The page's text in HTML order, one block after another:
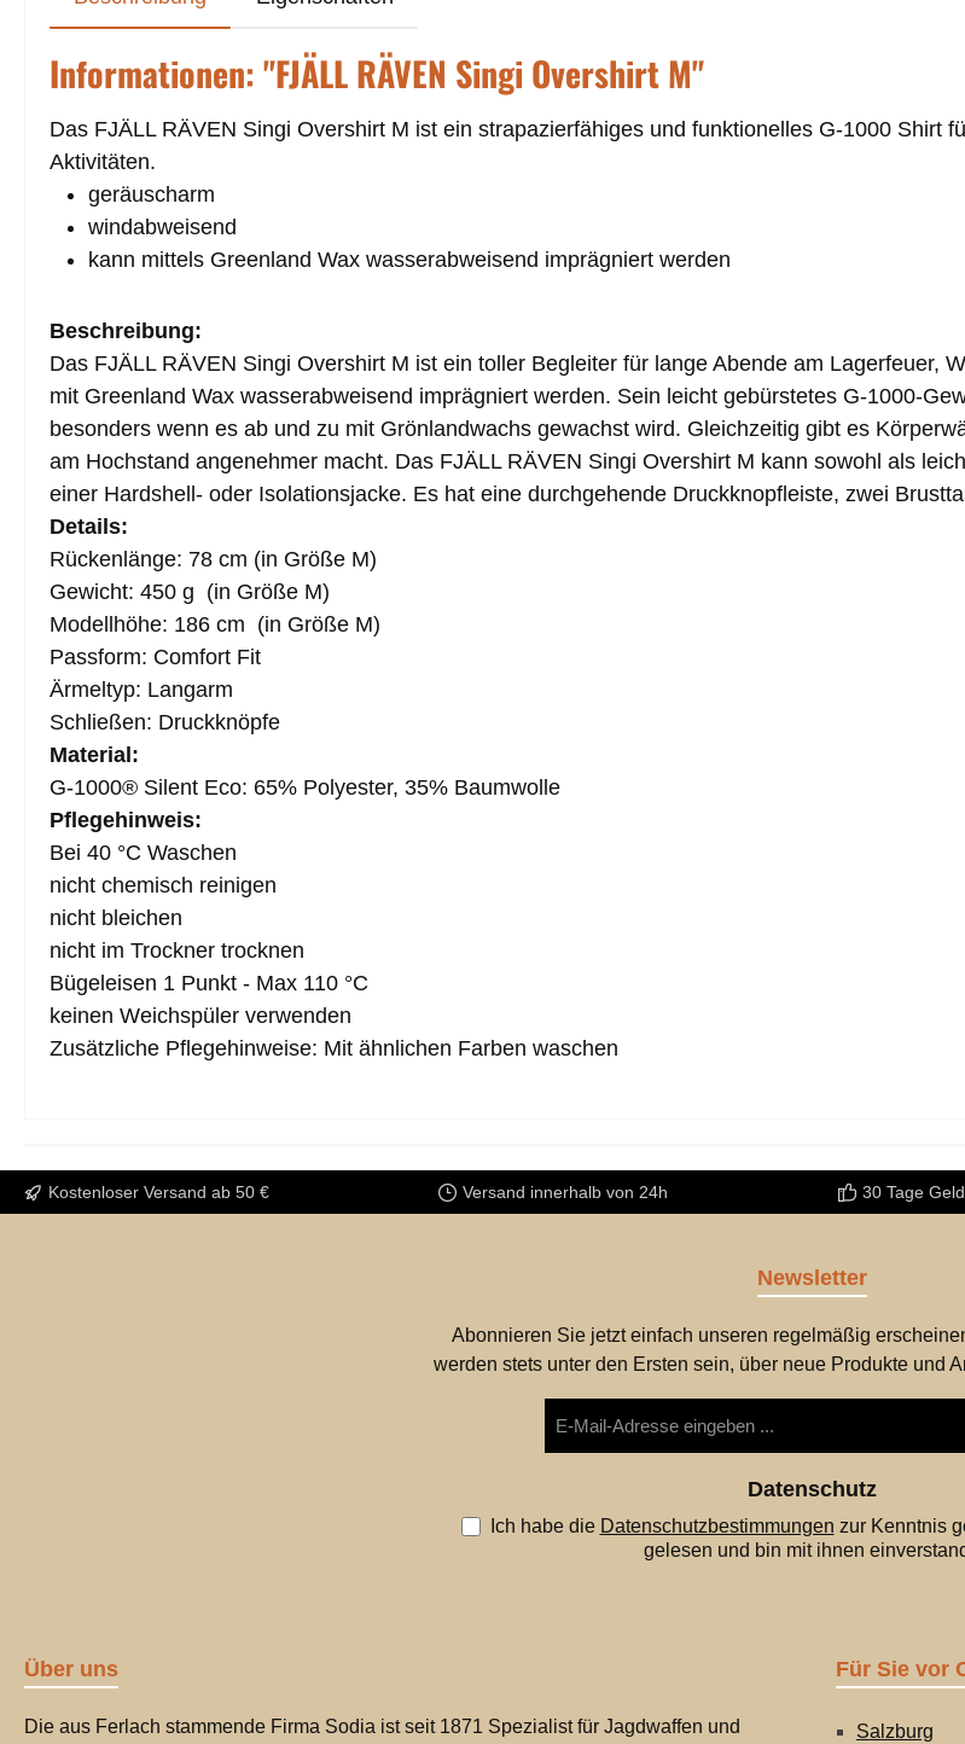
Informationen: "FJÄLL RÄVEN Singi Overshirt M"
Das FJÄLL RÄVEN Singi Overshirt M ist ein strapazierfähiges und funktionelles G-1000 Shirt
Aktivitäten.
geräuscharm
windabweisend
kann mittels Greenland Wax wasserabweisend imprägniert werden
Beschreibung:
Das FJÄLL RÄVEN Singi Overshirt M ist ein toller Begleiter für lange Abende am Lagerfeuer,
mit Greenland Wax wasserabweisend imprägniert werden. Sein leicht gebürstetes G-1000-
besonders wenn es ab und zu mit Grönlandwachs gewachst wird. Gleichzeitig gibt es
am Hochstand angenehmer macht. Das FJÄLL RÄVEN Singi Overshirt M kann sowohl als
einer Hardshell- oder Isolationsjacke. Es hat eine durchgehende Druckknopfleiste, zwei
Details:
Rückenlänge: 78 cm (in Größe M)
Gewicht: 450 g (in Größe M)
Modellhöhe: 186 cm (in Größe M)
Passform: Comfort Fit
Ärmeltyp: Langarm
Schließen: Druckknöpfe
Material:
G-1000® Silent Eco: 65% Polyester, 35% Baumwolle
Pflegehinweis:
Bei 40 °C Waschen
nicht chemisch reinigen
nicht bleichen
nicht im Trockner trocknen
Bügeleisen 1 Punkt - Max 110 °C
keinen Weichspüler verwenden
Zusätzliche Pflegehinweise: Mit ähnlichen Farben waschen
Kostenloser Versand ab 50 € Versand innerhalb von 24h 30 Tage
Newsletter
Abonnieren Sie jetzt einfach unseren regelmäßig
werden stets unter den Ersten sein, über neue Produkte und
Mail-
Datenschutz
Ich habe die Datenschutzbestimmungen zur Kenntnis
gelesen und bin mit ihnen
Über uns
Die aus Ferlach stammende Firma Sodia ist seit 1871 Spezialist für Jagdwaffen und
Für Sie vor
Salzburg